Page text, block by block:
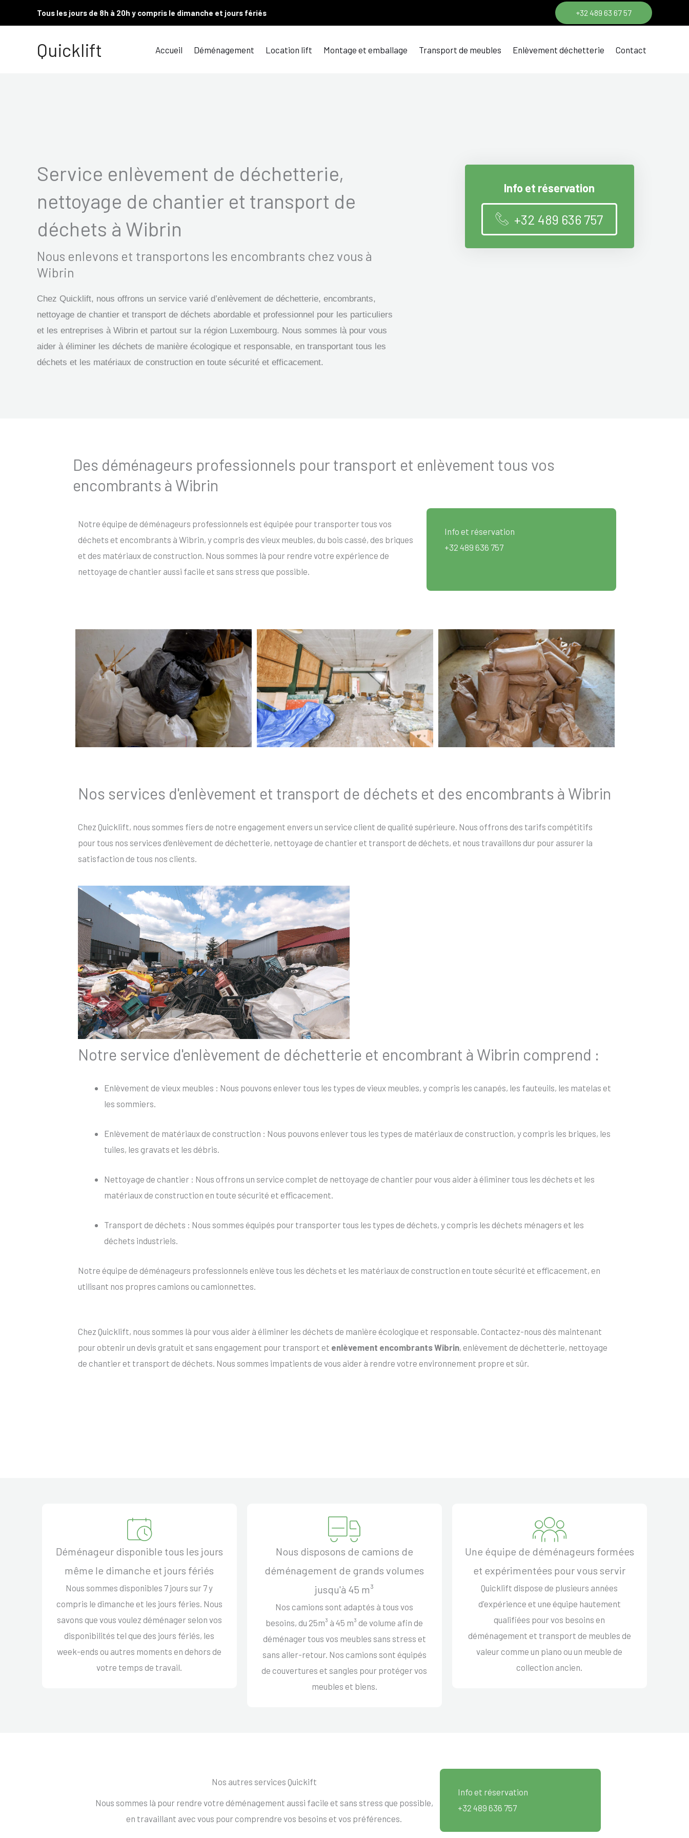
au
Tous les jours de 8h à 20h y compris le dimanche et jours fériés +32 489 63 67 57
Quicklift Accueil Déménagement Location lift Montage et emballage Transport de meubles Enlèvement déchetterie Contact
Service enlèvement de déchetterie,
nettoyage de chantier et transport de
déchets à Wibrin
Nous enlevons et transportons les encombrants chez vous à
Wibrin
Chez Quicklift, nous offrons un service varié d’enlèvement de déchetterie, encombrants,
nettoyage de chantier et transport de déchets abordable et professionnel pour les particuliers
et les entreprises à Wibrin et partout sur la région Luxembourg. Nous sommes là pour vous
aider à éliminer les déchets de manière écologique et responsable, en transportant tous les
déchets et les matériaux de construction en toute sécurité et efficacement.
Info et réservation
+32 489 636 757
Des déménageurs professionnels pour transport et enlèvement tous vos
encombrants à Wibrin
Notre équipe de déménageurs professionnels est équipée pour transporter tous vos
déchets et encombrants à Wibrin, y compris des vieux meubles, du bois cassé, des briques
et des matériaux de construction. Nous sommes là pour rendre votre expérience de
nettoyage de chantier aussi facile et sans stress que possible.
Info et réservation
+32 489 636 757
Nos services d'enlèvement et transport de déchets et des encombrants à Wibrin
Chez Quicklift, nous sommes fiers de notre engagement envers un service client de qualité supérieure. Nous offrons des tarifs compétitifs
pour tous nos services d’enlèvement de déchetterie, nettoyage de chantier et transport de déchets, et nous travaillons dur pour assurer la
satisfaction de tous nos clients.
Notre service d'enlèvement de déchetterie et encombrant à Wibrin comprend :
Enlèvement de vieux meubles : Nous pouvons enlever tous les types de vieux meubles, y compris les canapés, les fauteuils, les matelas et
les sommiers.
Enlèvement de matériaux de construction : Nous pouvons enlever tous les types de matériaux de construction, y compris les briques, les
tuiles, les gravats et les débris.
Nettoyage de chantier : Nous offrons un service complet de nettoyage de chantier pour vous aider à éliminer tous les déchets et les
matériaux de construction en toute sécurité et efficacement.
Transport de déchets : Nous sommes équipés pour transporter tous les types de déchets, y compris les déchets ménagers et les
déchets industriels.
Notre équipe de déménageurs professionnels enlève tous les déchets et les matériaux de construction en toute sécurité et efficacement, en
utilisant nos propres camions ou camionnettes.
Chez Quicklift, nous sommes là pour vous aider à éliminer les déchets de manière écologique et responsable. Contactez-nous dès maintenant
pour obtenir un devis gratuit et sans engagement pour transport et enlèvement encombrants Wibrin, enlèvement de déchetterie, nettoyage
de chantier et transport de déchets. Nous sommes impatients de vous aider à rendre votre environnement propre et sûr.
Déménageur disponible tous les jours
même le dimanche et jours fériés
Nous sommes disponibles 7 jours sur 7 y
compris le dimanche et les jours féries. Nous
savons que vous voulez déménager selon vos
disponibilités tel que des jours fériés, les
week-ends ou autres moments en dehors de
votre temps de travail.
Nous disposons de camions de
déménagement de grands volumes
jusqu'à 45 m³
Nos camions sont adaptés à tous vos
besoins, du 25m³ à 45 m³ de volume afin de
déménager tous vos meubles sans stress et
sans aller-retour. Nos camions sont équipés
de couvertures et sangles pour protéger vos
meubles et biens.
Une équipe de déménageurs formées
et expérimentées pour vous servir
Quicklift dispose de plusieurs années
d'expérience et une équipe hautement
qualifiées pour vos besoins en
déménagement et transport de meubles de
valeur comme un piano ou un meuble de
collection ancien.
Nos autres services Quickift
Nous sommes là pour rendre votre déménagement aussi facile et sans stress que possible,
en travaillant avec vous pour comprendre vos besoins et vos préférences.
Info et réservation
+32 489 636 757